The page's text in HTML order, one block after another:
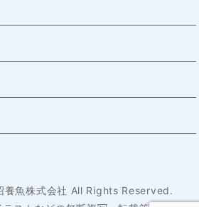
魚株式会社 All Rights Reserved.